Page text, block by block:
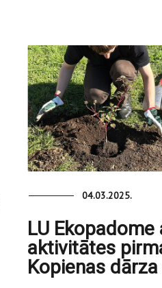
04.03.2025.
LU
aktivitātes
Kopienas